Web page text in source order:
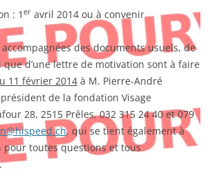
: 1 er avril 2014 ou à convenir
des documents usuels, de
d’une lettre de motivation sont à faire
11 février 2014 à M. Pierre-André
de la fondation Visage
28, 2515 Prêles, 032 315 24 40 et 079
, qui se tient également à
pour toutes questions et tous